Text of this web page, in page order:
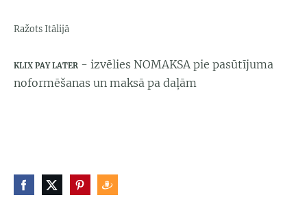
Ražots Itālijā
KLIX PAY LATER - izvēlies NOMAKSA pie pasūtījuma
noformēšanas un maksā pa daļām